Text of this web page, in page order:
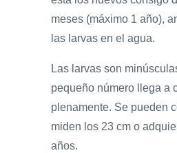
meses (máximo 1 año),
las larvas en el agua.
Las larvas son
pequeño número llega a
plenamente. Se pueden
miden los 23 cm o
años.